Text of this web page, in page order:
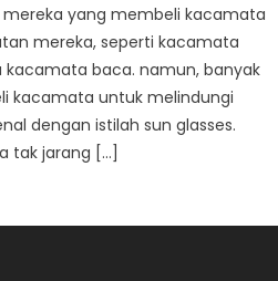
mereka yang membeli kacamata
mereka, seperti kacamata
kacamata baca. namun, banyak
kacamata untuk melindungi
dengan istilah sun glasses.
tak jarang […]